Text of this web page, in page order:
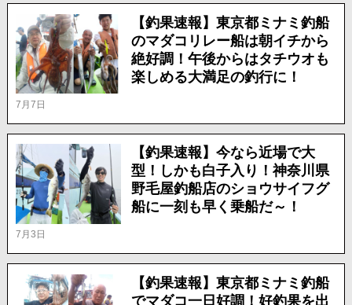
7月7日
【釣果速報】東京都ミナミ釣船
のマダコリレー船は朝イチから
絶好調！午後からはタチウオも
楽しめる大満足の釣行に！
7月3日
【釣果速報】今なら近場で大
型！しかも白子入り！神奈川県
野毛屋釣船店のショウサイフグ
船に一刻も早く乗船だ～！
【釣果速報】東京都ミナミ釣船
でマダコ一日好調！好釣果を出